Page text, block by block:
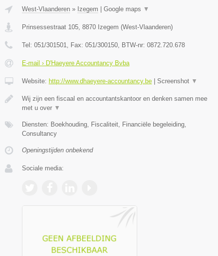
West-Vlaanderen » Izegem Google maps ▼
Prinsessestraat 105, 8870 Izegem (West-Vlaanderen)
Tel: 051/301501, Fax: 051/300150, BTW-nr: 0872.720.678
E-mail › D'Haeyere Accountancy Bvba
Website: http://www.dhaeyere-accountancy.be Screenshot ▼
Wij zijn een fiscaal en accountantskantoor en denken samen mee
met u over ▼
Diensten: Boekhouding, Fiscaliteit, Financiële begeleiding,
Consultancy
Openingstijden onbekend
Sociale media: